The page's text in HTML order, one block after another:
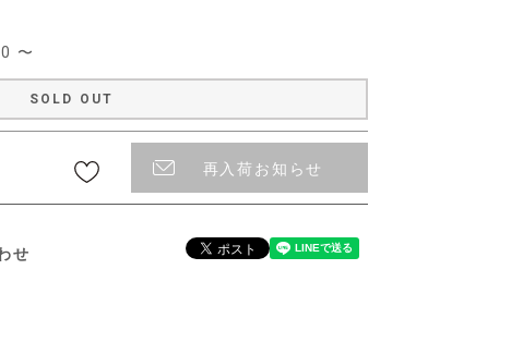
〜
SOLD OUT
再入荷お知らせ
せ